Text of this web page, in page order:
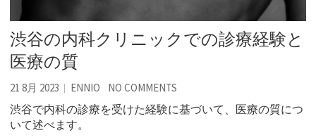
渋谷の内科クリニックでの診療経験と
医療の質
21 8月 2023 ENNIO NO COMMENTS
渋谷で内科の診療を受けた経験に基づいて、医療の質につ
いて述べます。